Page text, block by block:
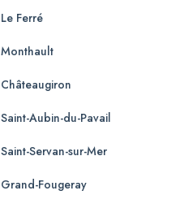
Le Ferré
Monthault
Châteaugiron
Saint-Aubin-du-Pavail
Saint-Servan-sur-Mer
Grand-Fougeray